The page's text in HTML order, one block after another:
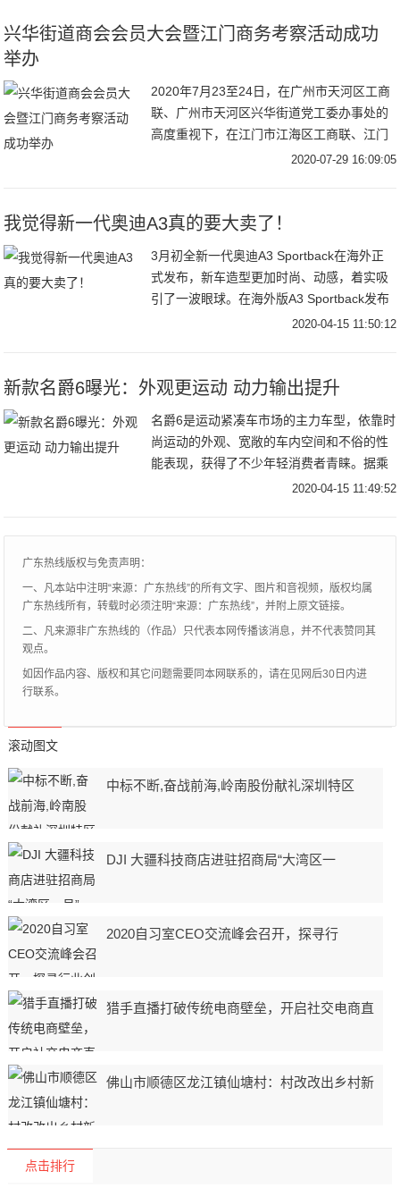
兴华街道商会会员大会暨江门商务考察活动成功
举办
2020年7月23至24日，在广州市天河区工商
联、广州市天河区兴华街道党工委办事处的
高度重视下，在江门市江海区工商联、江门
市江海区礼乐街道商会、江门市鹏中皇食品
2020-07-29 16:09:05
我觉得新一代奥迪A3真的要大卖了！
3月初全新一代奥迪A3 Sportback在海外正
式发布，新车造型更加时尚、动感，着实吸
引了一波眼球。在海外版A3 Sportback发布
不久后，国产版本的A3 Sportback和A3L加
2020-04-15 11:50:12
新款名爵6曝光：外观更运动 动力输出提升
名爵6是运动紧凑车市场的主力车型，依靠时
尚运动的外观、宽敞的车内空间和不俗的性
能表现，获得了不少年轻消费者青睐。据乘
联会公布的销量数据显示，名爵6的2019年
2020-04-15 11:49:52
广东热线版权与免责声明：
一、凡本站中注明“来源：广东热线”的所有文字、图片和音视频，版权均属
广东热线所有，转载时必须注明“来源：广东热线”，并附上原文链接。
二、凡来源非广东热线的（作品）只代表本网传播该消息，并不代表赞同其
观点。
如因作品内容、版权和其它问题需要同本网联系的，请在见网后30日内进
行联系。
滚动图文
中标不断,奋战前海,岭南股份献礼深圳特区
DJI 大疆科技商店进驻招商局“大湾区一
2020自习室CEO交流峰会召开，探寻行
猎手直播打破传统电商壁垒，开启社交电商直
佛山市顺德区龙江镇仙塘村：村改改出乡村新
点击排行